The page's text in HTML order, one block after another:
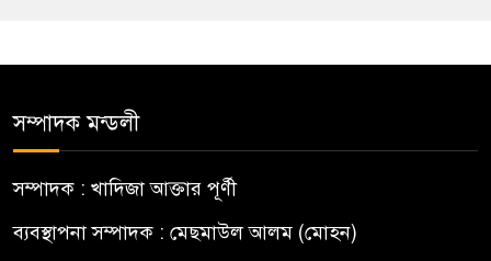
সম্পাদক মন্ডলী
সম্পাদক : খাদিজা আক্তার পূর্ণী
ব্যবস্থাপনা সম্পাদক : মেছমাউল আলম (মোহন)